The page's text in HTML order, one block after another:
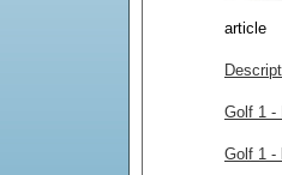
article
Golf 1 -
Golf 1 -